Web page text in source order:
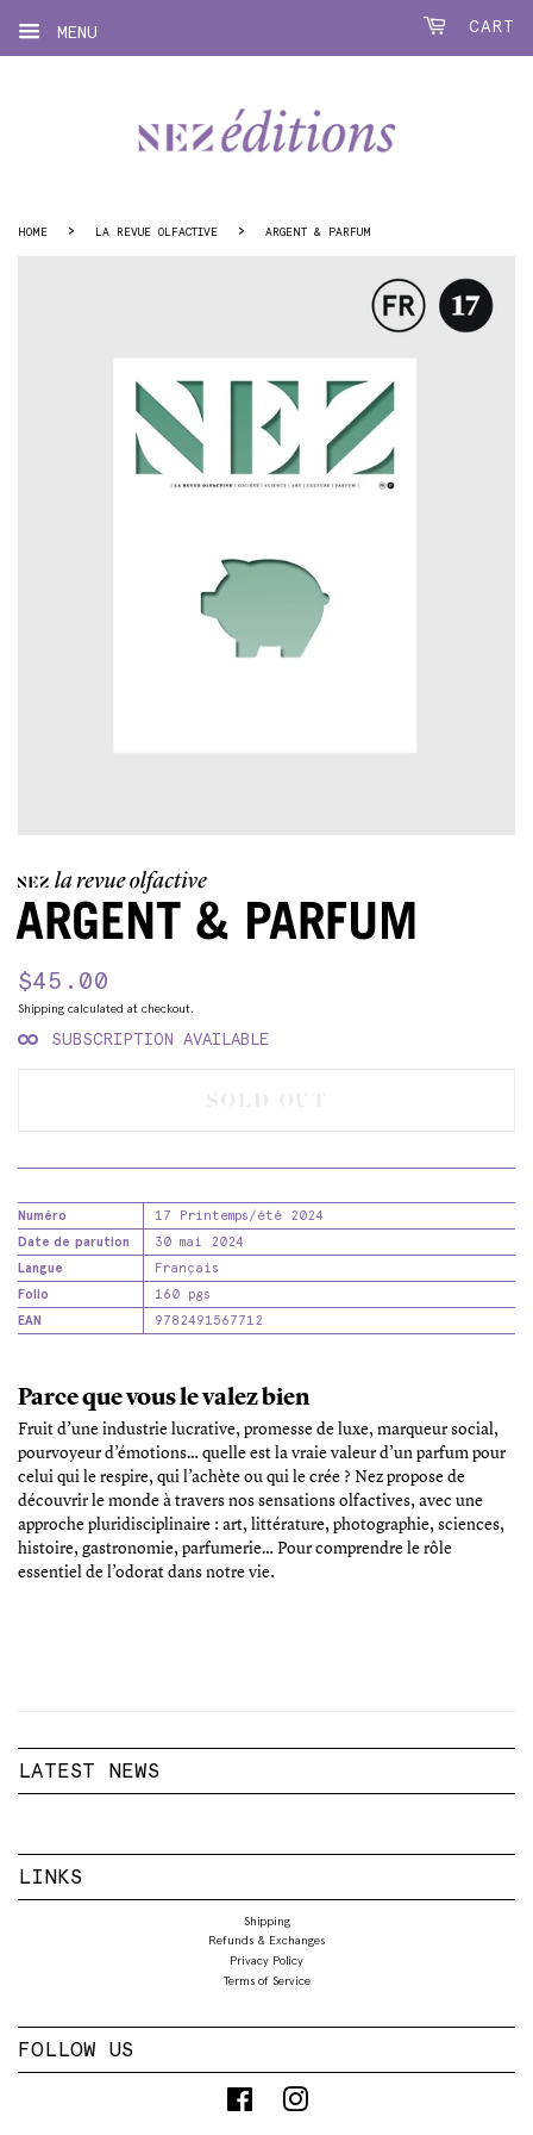
MENU CART
HOME › LA REVUE OLFACTIVE › ARGENT & PARFUM
ARGENT & PARFUM
Regular
price
$45.00
price
Shipping calculated at checkout.
SUBSCRIPTION AVAILABLE
Numéro
17 Printemps/été 2024
Date de parution
30 mai 2024
Langue
Français
Folio
160 pgs
EAN
9782491567712
Parce que vous le valez bien
Fruit d’une industrie lucrative, promesse de luxe, marqueur social,
pourvoyeur d’émotions… quelle est la vraie valeur d’un parfum pour
celui qui le respire, qui l’achète ou qui le crée ? Nez propose de
découvrir le monde à travers nos sensations olfactives, avec une
approche pluridisciplinaire : art, littérature, photographie, sciences,
histoire, gastronomie, parfumerie… Pour comprendre le rôle
essentiel de l’odorat dans notre vie.
LATEST NEWS
LINKS
Shipping
Refunds & Exchanges
Privacy Policy
Terms of Service
FOLLOW US
Facebook Instagram